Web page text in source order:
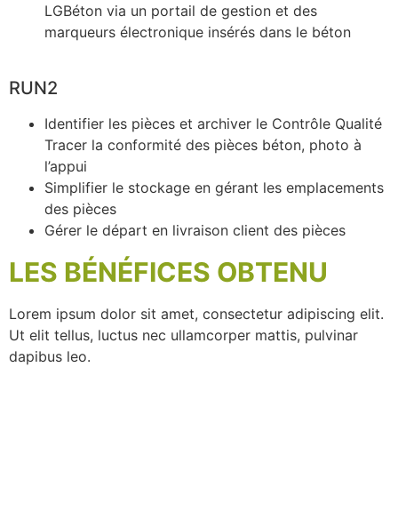
LGBéton via un portail de gestion et des
marqueurs électronique insérés dans le béton
RUN2
Identifier les pièces et archiver le Contrôle Qualité
Tracer la conformité des pièces béton, photo à
l’appui
Simplifier le stockage en gérant les emplacements
des pièces
Gérer le départ en livraison client des pièces
LES BÉNÉFICES OBTENU
Lorem ipsum dolor sit amet, consectetur adipiscing elit.
Ut elit tellus, luctus nec ullamcorper mattis, pulvinar
dapibus leo.